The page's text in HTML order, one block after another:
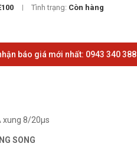
Tình trạng: Còn hàng
báo giá mới nhất: 0943 340 388
xung 8/20µs
SONG